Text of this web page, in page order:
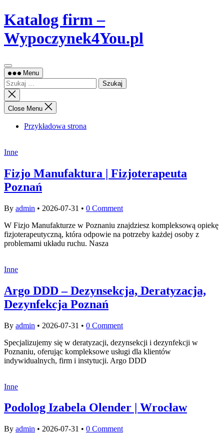
Skip
to
content
Katalog firm –
Wypoczynek4You.pl
Menu
Szukaj:
Close
search
Close Menu
Przykładowa strona
Inne
Fizjo Manufaktura | Fizjoterapeuta
Poznań
By admin • 2026-07-31 • 0 Comment
W Fizjo Manufakturze w Poznaniu znajdziesz kompleksową opiekę
fizjoterapeutyczną, która odpowie na potrzeby każdej osoby z
problemami układu ruchu. Nasza
Inne
Argo DDD – Dezynsekcja, Deratyzacja,
Dezynfekcja Poznań
By admin • 2026-07-31 • 0 Comment
Specjalizujemy się w deratyzacji, dezynsekcji i dezynfekcji w
Poznaniu, oferując kompleksowe usługi dla klientów
indywidualnych, firm i instytucji. Argo DDD
Inne
Podolog Izabela Olender | Wrocław
By admin • 2026-07-31 • 0 Comment